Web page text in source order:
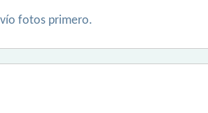
fotos primero.